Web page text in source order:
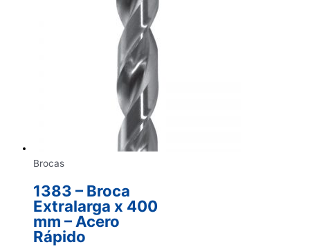
Brocas
1383 – Broca
Extralarga x 400
mm – Acero
Rápido